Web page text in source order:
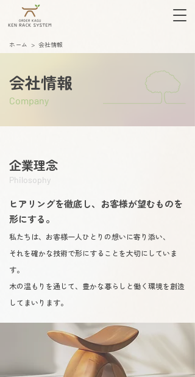
ホーム > 会社情報
会社情報
Company
企業理念
Philosophy
ヒアリングを徹底し、お客様が望むものを
形にする。
私たちは、お客様一人ひとりの想いに寄り添い、
それを確かな技術で形にすることを大切にしていま
す。
木の温もりを通じて、豊かな暮らしと働く環境を創造
してまいります。